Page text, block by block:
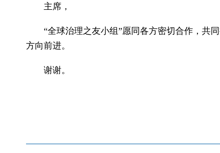
主席，
“全球治理之友小组”愿同各方密切合作，共
方向前进。
谢谢。